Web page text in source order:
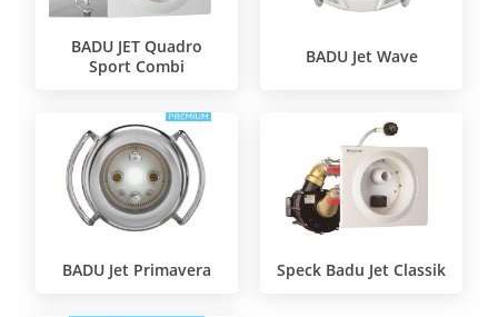
BADU JET Quadro
Sport Combi
BADU Jet Wave
BADU Jet Primavera Speck Badu Jet Classik